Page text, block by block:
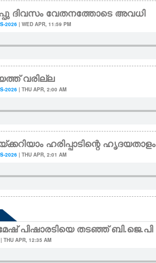
ദിവസം വേതനത്തോടെ അവധി
2026| WED APR, 11:59 PM
വരില്ല
2026| THU APR, 2:00 AM
ഹരിപ്പാടിന്റെ ഹൃദയതാളം
2026| THU APR, 2:01 AM
പിഷാരടിയെ തടഞ്ഞ് ബി.ജെ.പി
THU APR, 12:35 AM